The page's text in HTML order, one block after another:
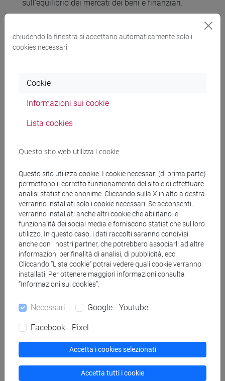
sull'equilibrio dei mercati dei beni e finanziari.
3.1. valutare lo stato di un sistema
macroeconomico e formulare giudizi sulla sua
evoluzione futura utilizzando un metodo analitico;
l'efficacia di politiche economiche alternative per
raggiungere obiettivi macroeconomici nel breve e
3.3. orientarsi nel dibattito economico in maniera
la consapevolezza dei loro pregi e dei loro limiti.
Prerequisiti
Propedeuticità obbligatorie:
https://www.unive.it/web/fileadmin/user_upload/c
dl/et11/doc/propedeuticitaET11.pdf
Prerequisiti: Aver raggiunto gli obiettivi formativi di
Matematica (primo e secondo modulo) anche
senza averne necessariamente passato l'esame. In
cartesiano e saper risolvere sistemi di equazioni.
Contenuti
Il programma del corso è:
chiudendo la finestra si accettano automaticamente solo i
cookies necessari
Cookie
Informazioni sui cookie
Lista cookies
Questo sito web utilizza i cookie
Questo sito utilizza cookie. I cookie necessari (di prima parte)
permettono il corretto funzionamento del sito e di effettuare
analisi statistiche anonime. Cliccando sulla X in alto a destra
verranno installati solo i cookie necessari. Se acconsenti,
verranno installati anche altri cookie che abilitano le
funzionalità dei social media e forniscono statistiche sul loro
utilizzo. In questo caso, i dati raccolti saranno condivisi
anche con i nostri partner, che potrebbero associarli ad altre
informazioni per finalità di analisi, di pubblicità, ecc.
Cliccando “Lista cookie” potrai vedere quali cookie verranno
installati. Per ottenere maggiori informazioni consulta
“Informazioni sui cookies”.
Necessari Google - Youtube
Facebook - Pixel
Accetta i cookies selezionati
Accetta tutti i cookie